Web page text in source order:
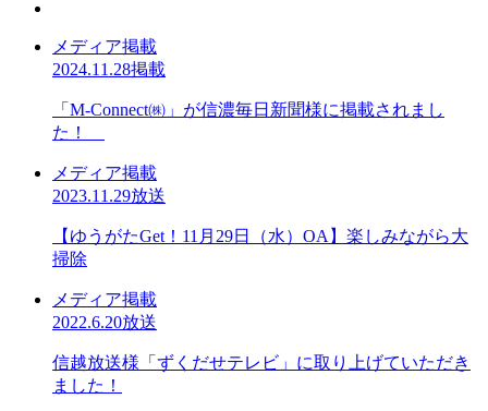
メディア掲載
2024.11.28掲載
「M-Connect㈱」が信濃毎日新聞様に掲載されまし
た！
メディア掲載
2023.11.29放送
【ゆうがたGet！11月29日（水）OA】楽しみながら大
掃除
メディア掲載
2022.6.20放送
信越放送様「ずくだせテレビ」に取り上げていただき
ました！